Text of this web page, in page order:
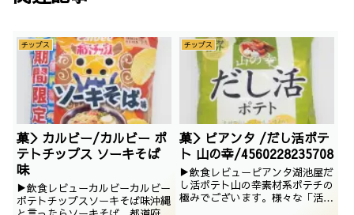
チップス
菓＞カルビー/カルビー ポ
テトチップス ソーキそば
味
▶飲食レビューカルビーカルビー
ポテトチップスソーキそば味沖縄
チップス
菓＞ピアンタ /だし活ポテ
ト 山の幸/4560228235708
▶飲食レビューピアンタ湖池屋だ
し活ポテト山の幸素材系ポテチの
極みでございます。様々な「活」